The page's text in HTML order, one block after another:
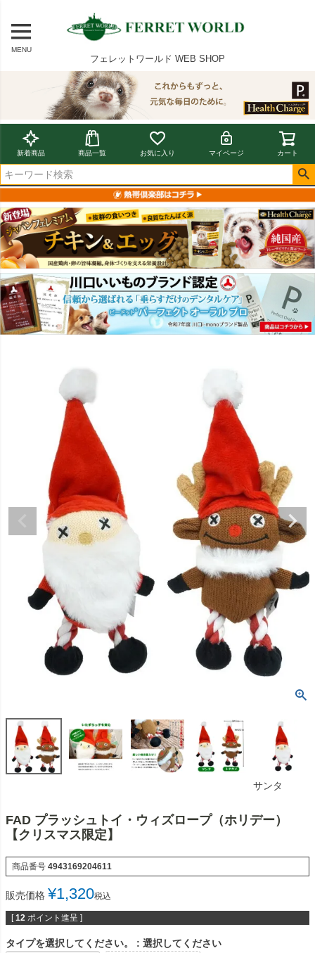
MENU
フェレットワールド WEB SHOP
新着商品 商品一覧 お気に入り マイページ カート
サンタ
FAD プラッシュトイ・ウィズロープ（ホリデー）
【クリスマス限定】
商品番号 4943169204611
販売価格 ¥1,320税込
[ 12 ポイント進呈 ]
タイプを選択してください。 選択してください